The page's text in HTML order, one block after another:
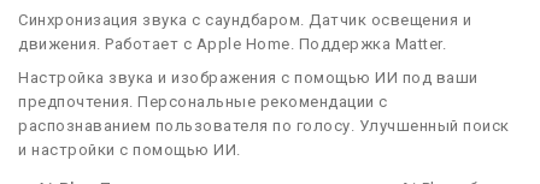
Синхронизация звука с саундбаром. Датчик освещения и
движения. Работает с Apple Home. Поддержка Matter.
Настройка звука и изображения с помощью ИИ под ваши
предпочтения. Персональные рекомендации с
распознаванием пользователя по голосу. Улучшенный поиск
и настройки с помощью ИИ.